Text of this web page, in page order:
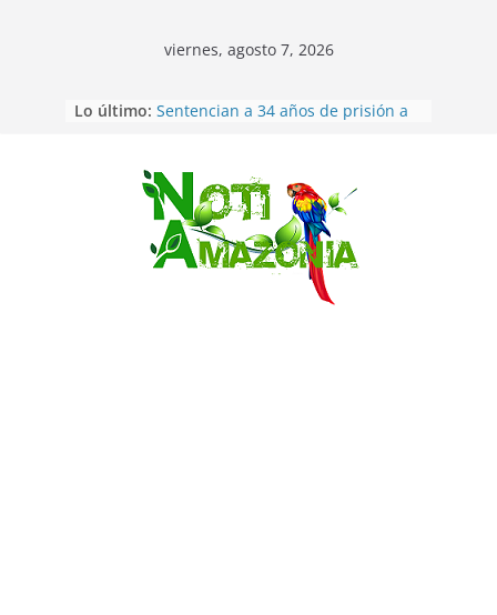
Saltar
viernes, agosto 7, 2026
Lo último: desaparecidos fueron encontrados
implicados en caso de Alison,
oriunda de Tena
Vozinha, el arquero sensación de
cabo Verde, ya llegó para
incorporarse a Colo Colo de Chile
Pastaza: la parroquia Diez de